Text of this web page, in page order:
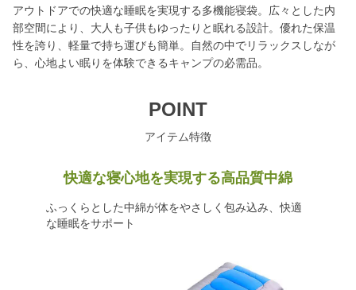
アウトドアでの快適な睡眠を実現する多機能寝袋。広々とした内
部空間により、大人も子供もゆったりと眠れる設計。優れた保温
性を誇り、軽量で持ち運びも簡単。自然の中でリラックスしなが
ら、心地よい眠りを体験できるキャンプの必需品。
POINT
アイテム特徴
快適な寝心地を実現する高品質中綿
ふっくらとした中綿が体をやさしく包み込み、快適
な睡眠をサポート